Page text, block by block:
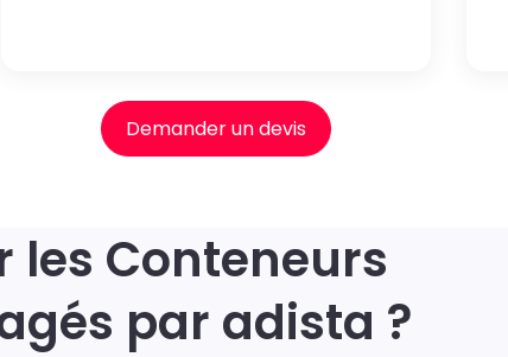
Demander un devis
les Conteneurs
par adista ?